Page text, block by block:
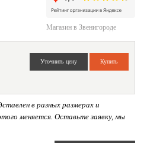
Магазин в Звенигороде
в разных размерах и
меняется. Оставьте заявку, мы